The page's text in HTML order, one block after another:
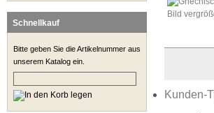
Schnellkauf
Bitte geben Sie die Artikelnummer aus
unserem Katalog ein.
Bild
Kunden-